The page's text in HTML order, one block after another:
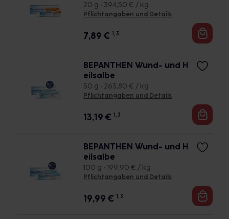
20 g • 394,50 € / kg
Pflichtangaben und Details
7,89€ 1, 3
BEPANTHEN Wund- und H
eilsalbe
50 g • 263,80 € / kg
Pflichtangaben und Details
13,19€ 1, 3
BEPANTHEN Wund- und H
eilsalbe
100 g • 199,90 € / kg
Pflichtangaben und Details
19,99€ 1, 3